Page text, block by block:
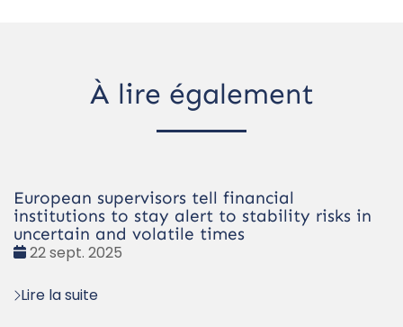
À lire également
European supervisors tell financial
institutions to stay alert to stability risks in
uncertain and volatile times
Date
22 sept. 2025
Lire la suite